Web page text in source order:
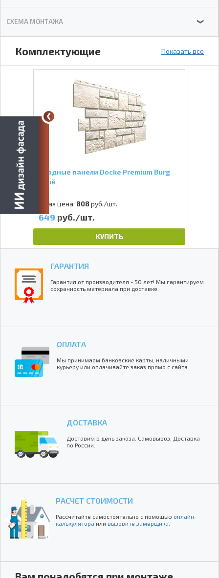
СХЕМА МОНТАЖА ❯
Комплектующие Показать все
Фасадные панели Docke Premium Burg
Белый
Старая цена: 808руб./шт.
649 руб./шт.
КУПИТЬ
ГАРАНТИЯ
Гарантия от производителя - 50 лет! Мы гарантируем
сохранность материала при доставке.
ОПЛАТА
Мы принимаем банковские карты, наличными
курьеру или оплачивайте заказ прямо с сайта.
ДОСТАВКА
Доставим в день заказа. Самовывоз. Доставка
по России.
РАСЧЕТ СТОИМОСТИ
Рассчитайте самостоятельно с помощью онлайн-
калькулятора или вызовите замерщика